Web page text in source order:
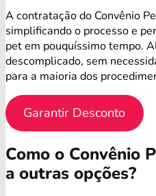
A contratação do Convênio
simplificando o processo e
pet em pouquíssimo tempo.
descomplicado, sem
para a maioria dos
Garantir Desconto
Como o Convênio
a outras opções?